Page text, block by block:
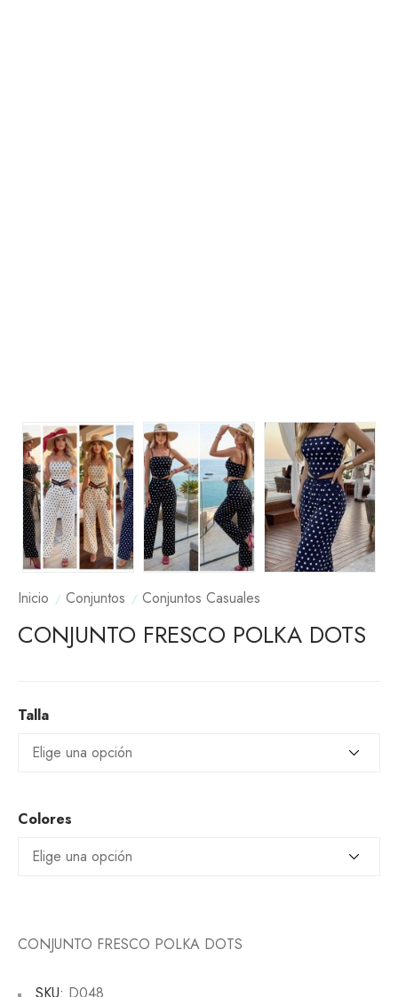
Inicio Conjuntos Conjuntos Casuales
CONJUNTO FRESCO POLKA DOTS
Talla
Colores
CONJUNTO FRESCO POLKA DOTS
SKU: D048